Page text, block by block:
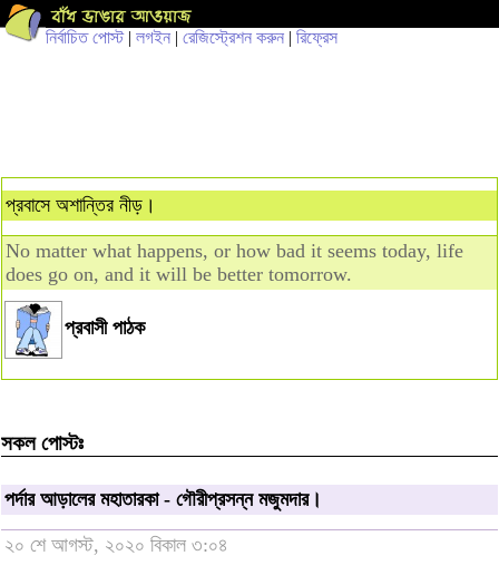
নির্বাচিত পোস্ট| লগইন | রেজিস্ট্রেশন করুন | রিফ্রেস
প্রবাসে অশান্তির নীড়।
No matter what happens, or how bad it seems today, life
does go on, and it will be better tomorrow.
প্রবাসী পাঠক
সকল পোস্টঃ
পর্দার আড়ালের মহাতারকা - গৌরীপ্রসন্ন মজুমদার।
২০ শে আগস্ট, ২০২০ বিকাল ৩:০৪